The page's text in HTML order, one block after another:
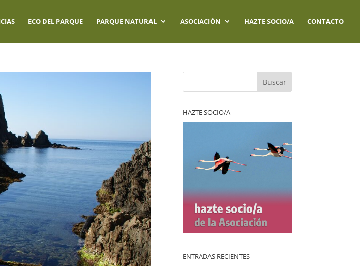
ECO DEL PARQUE PARQUE NATURAL ASOCIACIÓN HAZTE SOCIO/A CONTACTO
Buscar
HAZTE SOCIO/A
ENTRADAS RECIENTES